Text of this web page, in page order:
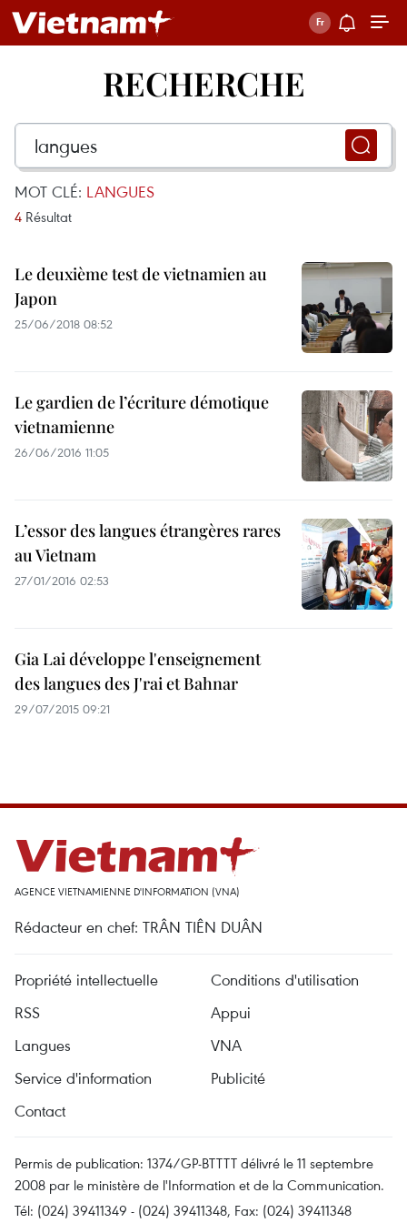
RECHERCHE
MOT CLÉ: LANGUES
4 Résultat
Le deuxième test de vietnamien au
Japon
25/06/2018 08:52
Le gardien de l’écriture démotique
vietnamienne
26/06/2016 11:05
L’essor des langues étrangères rares
au Vietnam
27/01/2016 02:53
Gia Lai développe l'enseignement
des langues des J'rai et Bahnar
29/07/2015 09:21
AGENCE VIETNAMIENNE D'INFORMATION (VNA)
Rédacteur en chef: TRÂN TIÊN DUÂN
Propriété intellectuelle
Conditions d'utilisation
RSS
Appui
Langues
VNA
Service d'information
Publicité
Contact
Permis de publication: 1374/GP-BTTTT délivré le 11 septembre
2008 par le ministère de l'Information et de la Communication.
Tél: (024) 39411349 - (024) 39411348, Fax: (024) 39411348